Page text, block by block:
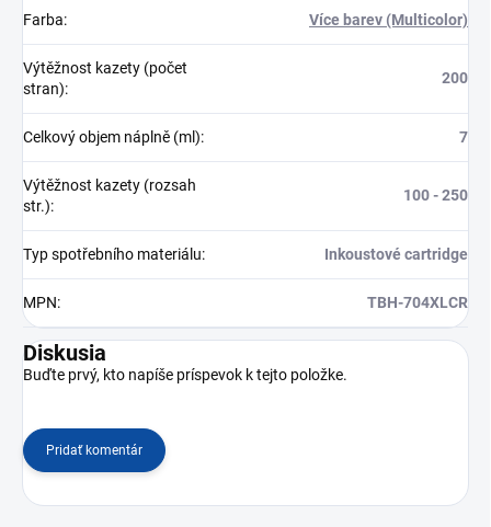
Farba: Více barev (Multicolor)
Výtěžnost kazety (počet
stran):
200
Celkový objem náplně (ml): 7
Výtěžnost kazety (rozsah
str.):
100 - 250
Typ spotřebního materiálu: Inkoustové cartridge
MPN: TBH-704XLCR
Diskusia
Buďte prvý, kto napíše príspevok k tejto položke.
Pridať komentár